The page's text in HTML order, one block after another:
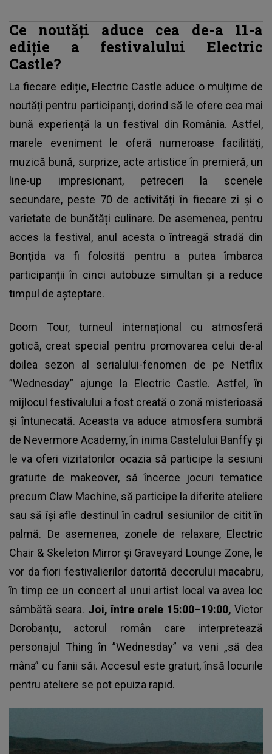
Ce noutăți aduce cea de-a 11-a
ediție a festivalului Electric
Castle?
La fiecare ediție, Electric Castle aduce o mulțime de
noutăți pentru participanți, dorind să le ofere cea mai
bună experiență la un festival din România. Astfel,
marele eveniment le oferă numeroase facilități,
muzică bună, surprize, acte artistice în premieră, un
line-up impresionant, petreceri la scenele
secundare, peste 70 de activități în fiecare zi și o
varietate de bunătăți culinare. De asemenea, pentru
acces la festival, anul acesta o întreagă stradă din
Bonțida va fi folosită pentru a putea îmbarca
participanții în cinci autobuze simultan și a reduce
timpul de așteptare.
Doom Tour, turneul internațional cu atmosferă
gotică, creat special pentru promovarea celui de-al
doilea sezon al serialului-fenomen de pe Netflix
”Wednesday” ajunge la Electric Castle. Astfel, în
mijlocul festivalului a fost creată o zonă misterioasă
și întunecată. Aceasta va aduce atmosfera sumbră
de Nevermore Academy, în inima Castelului Banffy și
le va oferi vizitatorilor ocazia să participe la sesiuni
gratuite de makeover, să încerce jocuri tematice
precum Claw Machine, să participe la diferite ateliere
sau să își afle destinul în cadrul sesiunilor de citit în
palmă. De asemenea, zonele de relaxare, Electric
Chair & Skeleton Mirror și Graveyard Lounge Zone, le
vor da fiori festivalierilor datorită decorului macabru,
în timp ce un concert al unui artist local va avea loc
sâmbătă seara. Joi, între orele 15:00–19:00,Victor
Dorobanțu, actorul român care interpretează
personajul Thing în ”Wednesday” va veni „să dea
mâna” cu fanii săi. Accesul este gratuit, însă locurile
pentru ateliere se pot epuiza rapid.